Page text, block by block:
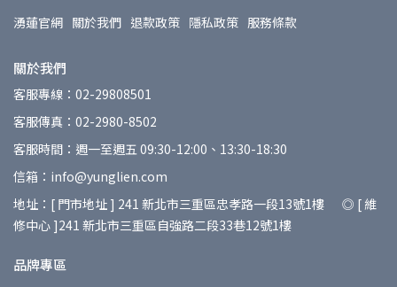
湧蓮官網 關於我們 退款政策 隱私政策 服務條款
關於我們
客服專線：02-29808501
客服傳真：02-2980-8502
客服時間：週一至週五 09:30-12:00、13:30-18:30
信箱：info@yunglien.com
地址：[ 門市地址 ] 241 新北市三重區忠孝路一段13號1樓 ◎ [ 維
修中心 ]241 新北市三重區自強路二段33巷12號1樓
品牌專區